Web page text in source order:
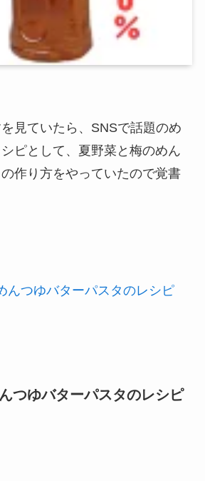
見ていたら、SNSで話題のめ
ピとして、夏野菜と梅のめん
作り方をやっていたので覚書
んつゆバターパスタのレシピ
つゆバターパスタのレシピ